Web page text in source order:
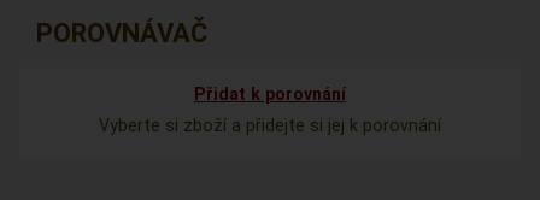
POROVNÁVAČ
Přidat k porovnání
Vyberte si zboží a přidejte si jej k porovnání